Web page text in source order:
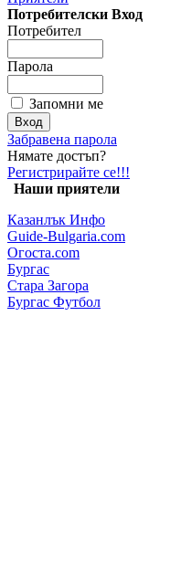
Потребителски Вход
Потребител
Парола
Запомни ме
Забравена парола
Нямате достъп?
Регистрирайте се!!!
Наши приятели
Казанлък Инфо
Guide-Bulgaria.com
Огоста.com
Бургас
Стара Загора
Бургас Футбол